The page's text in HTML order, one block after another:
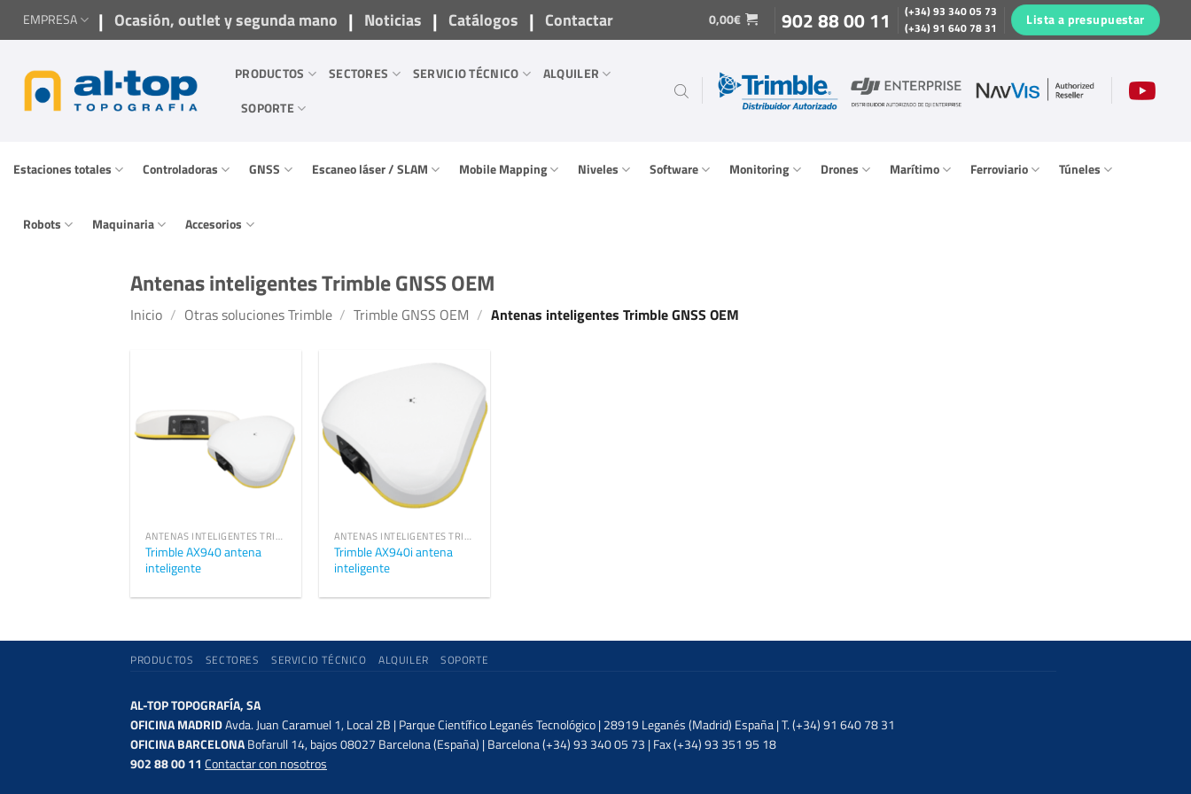
SaltarEMPRESA | Ocasión, outlet y segunda mano | Noticias | Catálogos | Contactar 0,00€ 902 88 00 11
(+34) 93 340 05 73
(+34) 91 640 78 31
Lista a presupuestar
PRODUCTOS SECTORES SERVICIO TÉCNICO
ALQUILER
SOPORTE
Estaciones totales Controladoras GNSS Escaneo láser / SLAM Mobile Mapping Niveles Software Monitoring Drones Marítimo Ferroviario Túneles
Robots Maquinaria Accesorios
Antenas inteligentes Trimble GNSS OEM
Inicio / Otras soluciones Trimble / Trimble GNSS OEM / Antenas inteligentes Trimble GNSS OEM
ANTENAS INTELIGENTES TRIMBLE GNSS OEM
Trimble AX940 antena
inteligente
ANTENAS INTELIGENTES TRIMBLE GNSS OEM
Trimble AX940i antena
inteligente
PRODUCTOS SECTORES SERVICIO TÉCNICO ALQUILER SOPORTE
AL-TOP TOPOGRAFÍA, SA
OFICINA MADRIDAvda. Juan Caramuel 1, Local 2B | Parque Científico Leganés Tecnológico | 28919 Leganés (Madrid) España | T. (+34) 91 640 78 31
OFICINA BARCELONABofarull 14, bajos 08027 Barcelona (España) | Barcelona (+34) 93 340 05 73 | Fax (+34) 93 351 95 18
902 88 00 11 Contactar con nosotros